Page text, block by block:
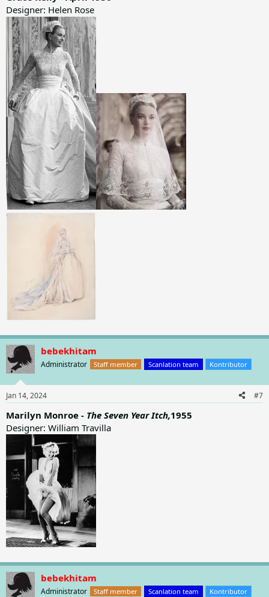
Designer: Helen Rose
bebekhitam
Administrator Staff member Scanlation team Kontributor
Jan 14, 2024 #7
Marilyn Monroe - The Seven Year Itch,1955
Designer: William Travilla
bebekhitam
Administrator Staff member Scanlation team Kontributor